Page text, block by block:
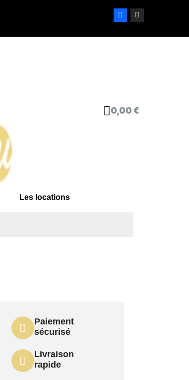
0,00 €
Les locations
Paiement
sécurisé
Livraison
rapide